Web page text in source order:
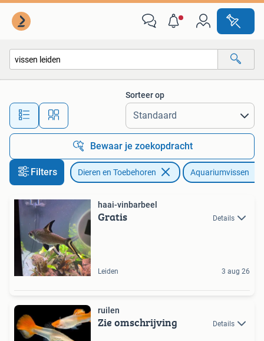
Alle afstanden…
Sorteer op
Bewaar je zoekopdracht
Filters Dieren en Toebehoren Aquariumvissen
haai-vinbarbeel
Gratis Details
Leiden 3 aug 26
ruilen
Zie omschrijving Details